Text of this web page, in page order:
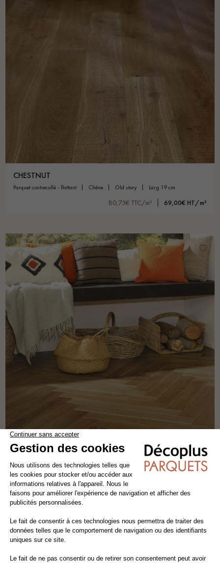
CHESTNUT
parquet contrecollé - flottant chêne old story larg 19 cm
80,73€ TTC/m² 69,00€ HT/m²
BÂTON ROMPU CARAMELLO
parquet contrecollé - flottant chêne les motifs larg 9 cm